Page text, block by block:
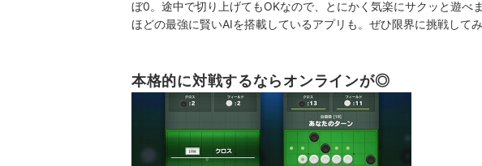
ぼ0。途中で切り上げてもOKなので、とにかく気楽にサクッと遊べ
ほどの最強に賢いAIを搭載しているアプリも。ぜひ限界に挑戦してみ
本格的に対戦するならオンラインが◎